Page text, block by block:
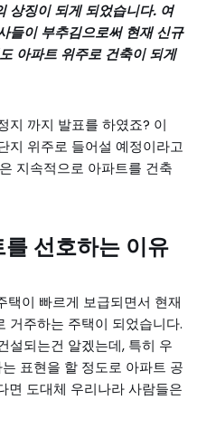
상징이 되게 되었습니다. 여
들이 부추김으로써 현재 신규
아파트 위주로 건축이 되게
지 까지 발표를 하였죠? 이
지 위주로 들어설 예정이라고
지속적으로 아파트를 건축
선호하는 이유
택이 빠르게 보급되면서 현재
거주하는 주택이 되었습니다.
설되는건 알겠는데, 특히 우
표현을 할 정도로 아파트 공
면 도대체 우리나라 사람들은